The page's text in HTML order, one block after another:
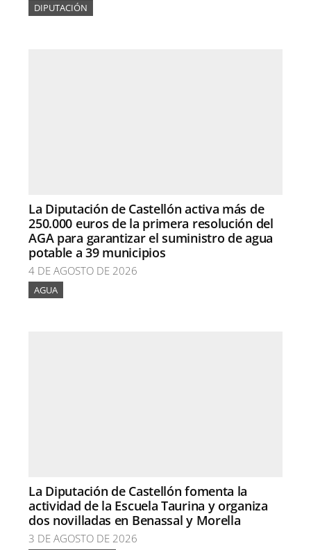
DIPUTACIÓN
La Diputación de Castellón activa más de
250.000 euros de la primera resolución del
AGA para garantizar el suministro de agua
potable a 39 municipios
4 DE AGOSTO DE 2026
AGUA
La Diputación de Castellón fomenta la
actividad de la Escuela Taurina y organiza
dos novilladas en Benassal y Morella
3 DE AGOSTO DE 2026